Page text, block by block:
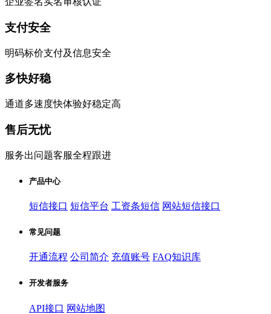
支付安全
明码标价支付及信息安全
多快好稳
通道多速度快体验好稳定高
售后无忧
服务出问题客服全程跟进
产品中心
短信接口 短信平台 工资条短信 网站短信接口
常见问题
开通流程 公司简介 充值账号 FAQ知识库
开发者服务
API接口 网站地图